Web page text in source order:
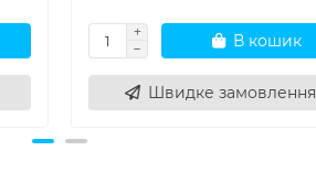
В кошик
Швидке замовлення